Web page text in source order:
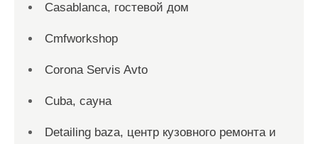
Casablanca, гостевой дом
Cmfworkshop
Corona Servis Avto
Cuba, сауна
Detailing baza, центр кузовного ремонта и